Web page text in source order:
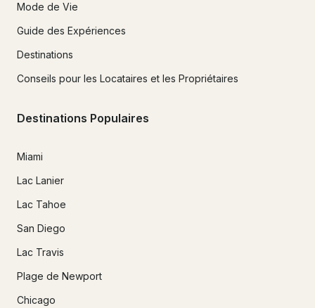
Mode de Vie
Guide des Expériences
Destinations
Conseils pour les Locataires et les Propriétaires
Destinations Populaires
Miami
Lac Lanier
Lac Tahoe
San Diego
Lac Travis
Plage de Newport
Chicago